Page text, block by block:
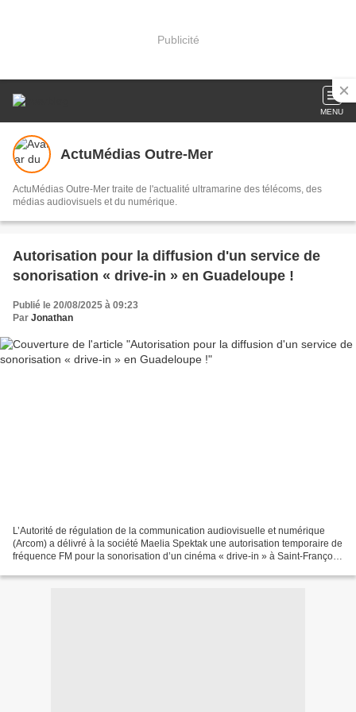
Publicité
MENU
ActuMédias Outre-Mer
ActuMédias Outre-Mer traite de l'actualité ultramarine des télécoms, des
médias audiovisuels et du numérique.
Autorisation pour la diffusion d'un service de
sonorisation « drive-in » en Guadeloupe !
Publié le 20/08/2025 à 09:23
Par Jonathan
L’Autorité de régulation de la communication audiovisuelle et numérique
(Arcom) a délivré à la société Maelia Spektak une autorisation temporaire de
fréquence FM pour la sonorisation d’un cinéma « drive-in » à Saint-François,